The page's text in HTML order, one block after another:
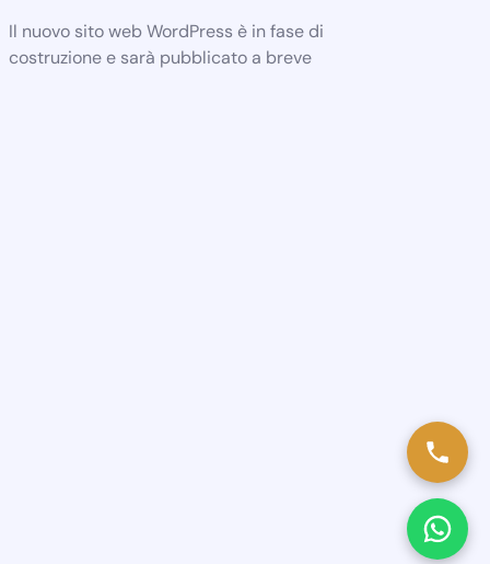
Il nuovo sito web WordPress è in fase di
costruzione e sarà pubblicato a breve